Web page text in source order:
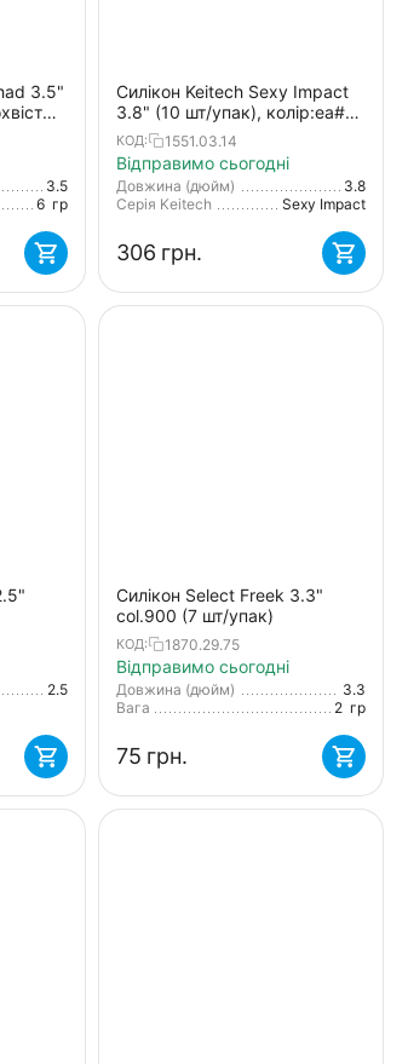
3.5"
3.5
6 гр
Силікон Keitech Sexy Impact
3.8" (10 шт/упак), колір:ea#07
watermelonpp.yellow
КОД: 1551.03.14
Відправимо сьогодні
Довжина (дюйм)
3.8
Серія Keitech
Sexy Impact
‍306‍ грн.
2.5
Силікон Select Freek 3.3"
col.900 (7 шт/упак)
КОД: 1870.29.75
Відправимо сьогодні
Довжина (дюйм)
3.3
Вага
2 гр
‍75‍ грн.